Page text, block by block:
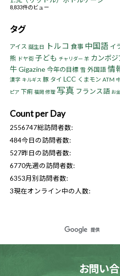
8,833件のビュー
タグ
アイス 誕生日 トルコ 食事 中国語 イ
熊 ドヤ街 子ども チャリダー 羊 カンボジ
牛Gigazine今年の目標 雪 外国語 情
漢字 キルギス 豚 タイ LCC くまモン ATM
ピア 下痢 福岡 修理 写真 フランス語 お金
Count per Day
2556747総訪問者数:
484今日の訪問者数:
527昨日の訪問者数:
6770先週の訪問者数:
6353月別訪問者数:
3現在オンライン中の人数:
お問い